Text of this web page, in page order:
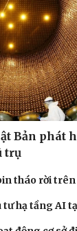
Bản phát
trụ
tháo rời trên
hạ tầng AI